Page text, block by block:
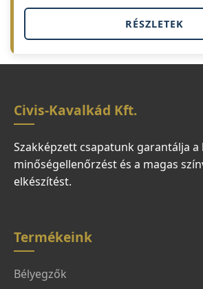
RÉSZLETEK
Civis-Kavalkád Kft.
Szakképzett csapatunk garantálja
minőségellenőrzést és a magas
elkészítést.
Termékeink
Bélyegzők